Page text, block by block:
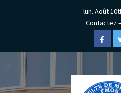
lun. Août
Contactez